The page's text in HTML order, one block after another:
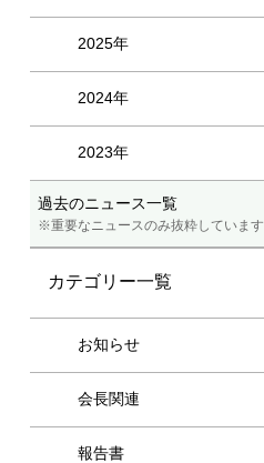
過去のニュース一覧
※重要なニュースのみ抜粋しています
2025年
2024年
2023年
カテゴリー一覧
お知らせ
会長関連
報告書